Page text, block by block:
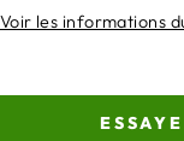
Voir les informations